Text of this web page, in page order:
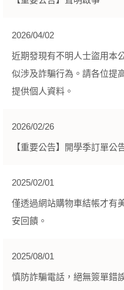
2026/04/02
近期發現有不明人士盜用本
似涉及詐騙行為。請各位提
提供個人資料。
2026/02/26
【重要公告】開學季訂單公
2025/02/01
僅透過網站購物車結帳才有
安回饋。
2025/08/01
慎防詐騙電話，絕無簽單錯